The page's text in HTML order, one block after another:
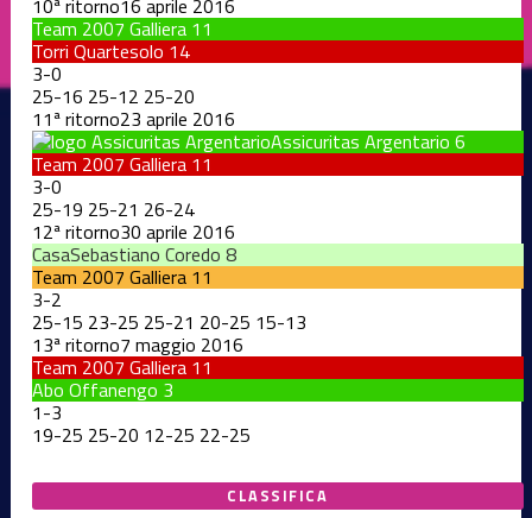
10ª ritorno16 aprile 2016
Team 2007 Galliera 11
Torri Quartesolo 14
3-0
25-16 25-12 25-20
11ª ritorno23 aprile 2016
Assicuritas Argentario 6
Team 2007 Galliera 11
3-0
25-19 25-21 26-24
12ª ritorno30 aprile 2016
CasaSebastiano Coredo 8
Team 2007 Galliera 11
3-2
25-15 23-25 25-21 20-25 15-13
13ª ritorno7 maggio 2016
Team 2007 Galliera 11
Abo Offanengo 3
1-3
19-25 25-20 12-25 22-25
CLASSIFICA